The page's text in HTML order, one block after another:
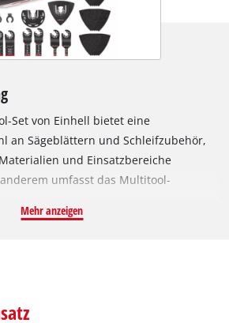
Set von Einhell bietet eine
an Sägeblättern und Schleifzubehör,
und Einsatzbereiche
umfasst das Multitool-
mm, die jeweils mit 18 TPI und
Bedarf verschiedene Blattbreiten
Mehr anzeigen